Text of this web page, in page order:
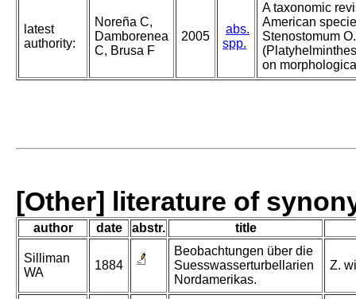
latest
authority:
Noreña C,
Damborenea
C, Brusa F
2005
abs.
spp.
A taxonomic
American
Stenostomum
on
[Other] literature of
author date abstr. title
Silliman
WA
1884
Beobachtungen über die
Suesswasserturbellarien
Nordamerikas.
Z.